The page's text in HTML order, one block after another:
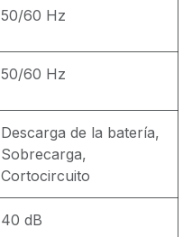
50/60 Hz
50/60 Hz
Descarga de la batería,
Sobrecarga,
Cortocircuito
40 dB